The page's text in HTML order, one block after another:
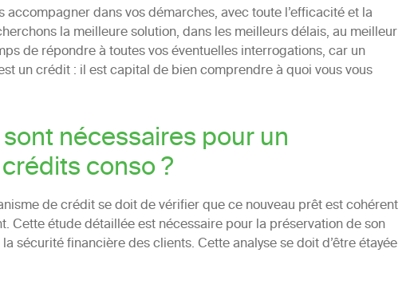
dans vos démarches, avec toute l’efficacité et la
la meilleure solution, dans les meilleurs délais, au meilleur
de répondre à toutes vos éventuelles interrogations, car un
un crédit : il est capital de bien comprendre à quoi vous vous
nécessaires pour un
conso ?
de crédit se doit de vérifier que ce nouveau prêt est cohérent
Cette étude détaillée est nécessaire pour la préservation de son
sécurité financière des clients. Cette analyse se doit d’être étayée